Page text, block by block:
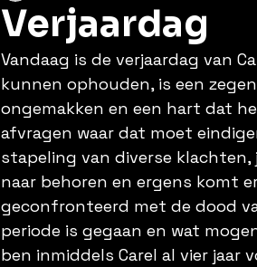
Verjaardag
Vandaag is de verjaardag van
kunnen ophouden, is een
ongemakken en een hart dat
afvragen waar dat moet
stapeling van diverse
naar behoren en ergens komt
geconfronteerd met de dood
periode is gegaan en wat
ben inmiddels Carel al vier jaar